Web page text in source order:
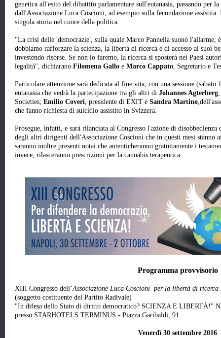
genetica all'esito del dibattito parlamentare sull'eutanasia, passando per
dall'Associazione Luca Coscioni, ad esempio sulla fecondazione
singola storia nel cuore della politica.
"La crisi delle 'democrazie', sulla quale Marco Pannella suonò l'allarme,
dobbiamo rafforzare la scienza, la libertà di ricerca e di accesso ai suoi
investendo risorse. Se non lo faremo, la ricerca si sposterà nei Paesi
legalità", dichiarano Filomena Gallo e Marco Cappato, Segretario e
Particolare attenzione sarà dedicata al fine vita, con una sessione
eutanasia che vedrà la partecipazione tra gli altri di Johannes Agterberg
Societies; Emilio Coveri, presidente di EXIT e Sandra Martino
che fanno richiesta di suicidio assistito in Svizzera.
Prosegue, infatti, e sarà rilanciata al Congresso l'azione di
degli altri dirigenti dell'Associazione Coscioni che in questi mesi stanno
saranno inoltre presenti notai che autenticheranno gratuitamente i
invece, rilasceranno prescrizioni per la cannabis terapeutica.
Programma provvisorio
XIII Congresso dell’Associazione Luca Coscioni per la libertà di
(soggetto costituente del Partito Radivale)
"In difesa dello Stato di diritto democratico? SCIENZA E LIBERTÀ!"
presso STARHOTELS TERMINUS - Piazza Garibaldi, 91
Venerdì 30 settembre 2016